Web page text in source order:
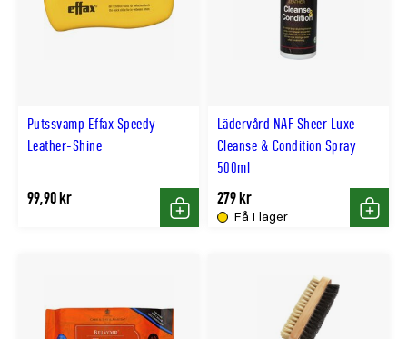
Putssvamp Effax Speedy
Leather-Shine
99,90 kr
Köp
Lädervård NAF Sheer Luxe
Cleanse & Condition Spray
500ml
Få i lager
279 kr
Köp